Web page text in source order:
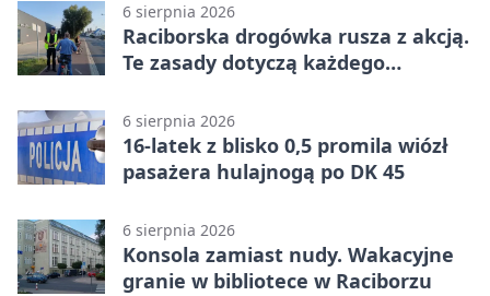
6 sierpnia 2026
Raciborska drogówka rusza z akcją.
Te zasady dotyczą każdego
6 sierpnia 2026
16-latek z blisko 0,5 promila wiózł
pasażera hulajnogą po DK 45
6 sierpnia 2026
Konsola zamiast nudy. Wakacyjne
granie w bibliotece w Raciborzu